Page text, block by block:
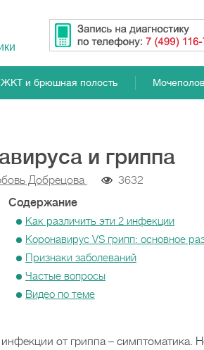
ЖКТ и брюшная полость
и гриппа
Добрецова
3632
Содержание
Как различить эти 2 инфекции
Коронавирус VS грипп: основное
Признаки заболеваний
Частые вопросы
Видео по теме
от гриппа – симптоматика.